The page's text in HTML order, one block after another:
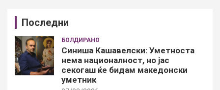
Последни
БОЛДИРАНО
Синиша Кашавелски: Уметноста
нема националност, но јас
секогаш ќе бидам македонски
уметник